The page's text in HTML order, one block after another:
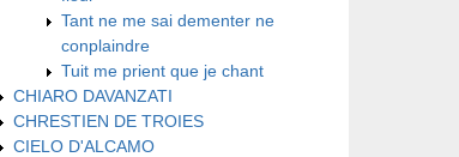
Tant ne me sai dementer ne
conplaindre
Tuit me prient que je chant
CHIARO DAVANZATI
CHRESTIEN DE TROIES
CIELO D'ALCAMO